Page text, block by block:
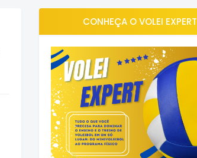
CONHEÇA O VOLEI EXPERT